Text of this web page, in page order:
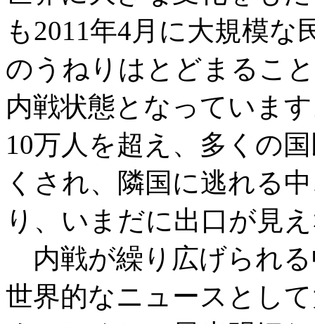
も2011年4月に大規模
のうねりはとどまるこ
内戦状態となっていま
10万人を超え、多くの
くされ、隣国に逃れる
り、いまだに出口が見
内戦が繰り広げられ
世界的なニュースとし